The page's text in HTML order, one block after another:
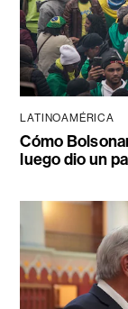
LATINOAMÉRICA
Cómo
luego dio un